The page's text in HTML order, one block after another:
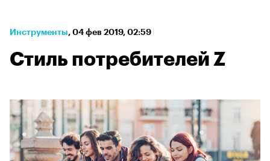
Инструменты⁠, 04 фев 2019, 02:59
Стиль потребителей Z